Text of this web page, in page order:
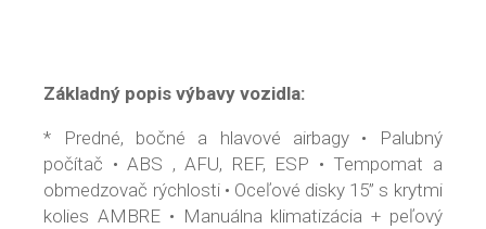
Základný popis výbavy vozidla:
* Predné, bočné a hlavové airbagy • Palubný
počítač • ABS , AFU, REF, ESP • Tempomat a
obmedzovač rýchlosti • Oceľové disky 15” s krytmi
kolies AMBRE • Manuálna klimatizácia + peľový